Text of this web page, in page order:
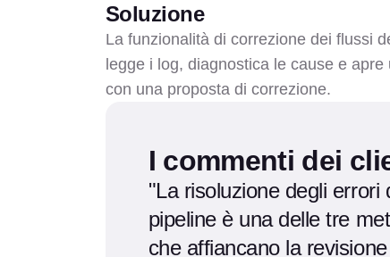
Soluzione
La funzionalità di correzione dei flussi
legge i log, diagnostica le cause e
con una proposta di correzione.
I commenti dei
"La risoluzione degli errori
pipeline è una delle tre
che affiancano la